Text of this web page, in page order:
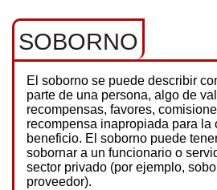
SOBORNO
El soborno se puede describir
parte de una persona, algo de
recompensas, favores,
recompensa inapropiada para
beneficio. El soborno puede
sobornar a un funcionario o
sector privado (por ejemplo,
proveedor).